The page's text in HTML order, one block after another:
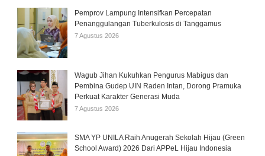
Pemprov Lampung Intensifkan Percepatan
Penanggulangan Tuberkulosis di Tanggamus
7 Agustus 2026
Wagub Jihan Kukuhkan Pengurus Mabigus dan
Pembina Gudep UIN Raden Intan, Dorong Pramuka
Perkuat Karakter Generasi Muda
7 Agustus 2026
SMA YP UNILA Raih Anugerah Sekolah Hijau (Green
School Award) 2026 Dari APPeL Hijau Indonesia